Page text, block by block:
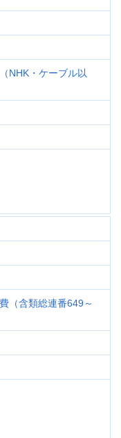
NHK・ケーブル以
（含類総連番649～